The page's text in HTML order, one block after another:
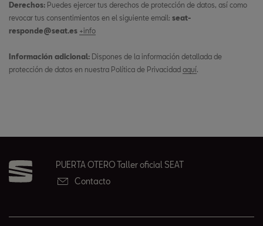
Derechos: Puedes ejercer tus derechos de protección de datos, así como
revocar tus consentimientos en el siguiente email: seat-
responde@seat.es +info
Información adicional: Dispones de la información detallada de
protección de datos en nuestra Política de Privacidad aquí.
PUERTA OTERO Taller oficial SEAT
Contacto